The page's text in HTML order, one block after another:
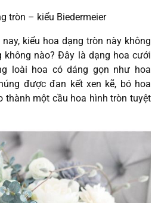
tròn – kiểu Biedermeier
kiểu hoa dạng tròn này không
nào? Đây là dạng hoa cưới
loài hoa có dáng gọn như hoa
được đan kết xen kẽ, bó hoa
một cầu hoa hình tròn tuyệt